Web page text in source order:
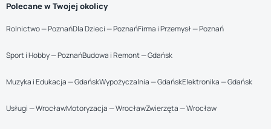
Polecane w Twojej okolicy
Rolnictwo — PoznańDla Dzieci — PoznańFirma i Przemysł — Poznań
Sport i Hobby — PoznańBudowa i Remont — Gdańsk
Muzyka i Edukacja — GdańskWypożyczalnia — GdańskElektronika — Gdańsk
Usługi — WrocławMotoryzacja — WrocławZwierzęta — Wrocław